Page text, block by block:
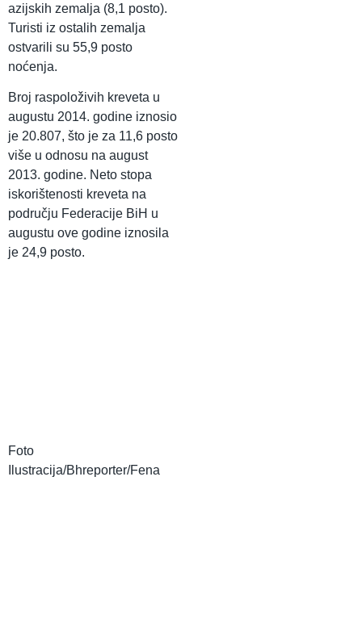
azijskih zemalja (8,1 posto).
Turisti iz ostalih zemalja
ostvarili su 55,9 posto
noćenja.
Broj raspoloživih kreveta u
augustu 2014. godine iznosio
je 20.807, što je za 11,6 posto
više u odnosu na august
2013. godine. Neto stopa
iskorištenosti kreveta na
području Federacije BiH u
augustu ove godine iznosila
je 24,9 posto.
Foto
Ilustracija/Bhreporter/Fena